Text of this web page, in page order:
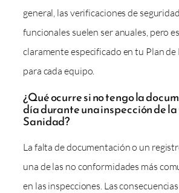
general, las verificaciones de
funcionales suelen ser anuales, pero
claramente especificado en tu Plan
para cada equipo.
¿Qué ocurre si no tengo la
día durante una inspección de
Sanidad?
La falta de documentación o un
una de las no conformidades más
en las inspecciones. Las